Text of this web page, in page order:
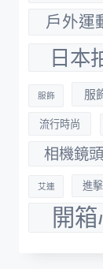
戶外運
日本
服飾 服
流行時尚
相機鏡頭
艾連 進
開